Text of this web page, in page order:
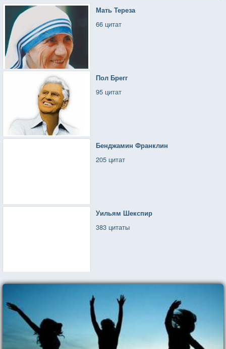
Мать Тереза
66 цитат
Пол Брегг
95 цитат
Бенджамин Франклин
205 цитат
Уильям Шекспир
383 цитаты